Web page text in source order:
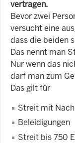
vertragen.
Bevor zwei
versucht eine
dass die beiden
Das nennt man
Nur wenn das
darf man zum
Das gilt für
Streit mit
Beleidigungen
Streit bis 750